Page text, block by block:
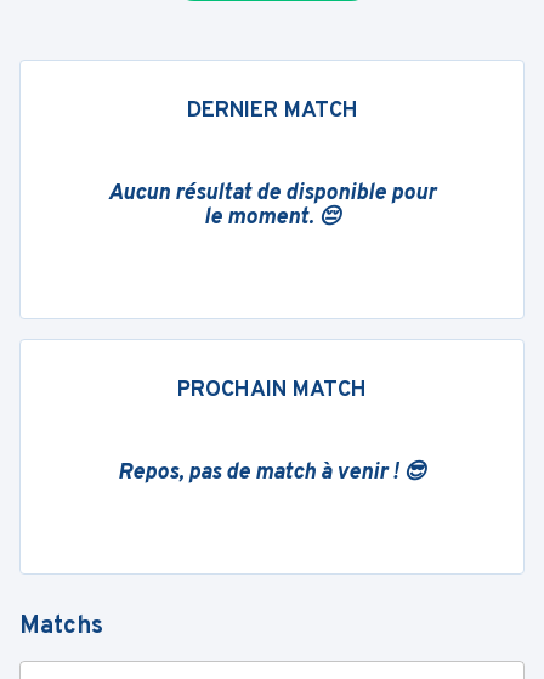
DERNIER MATCH
Aucun résultat de disponible pour
le moment. 😔
PROCHAIN MATCH
Repos, pas de match à venir ! 😎
Matchs